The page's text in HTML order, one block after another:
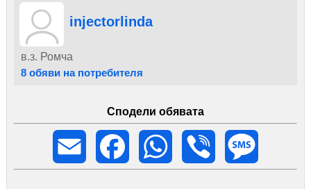
injectorlinda
в.з. Ромча
8 обяви на потребителя
Сподели обявата
Email
Facebook WhatsApp Viber